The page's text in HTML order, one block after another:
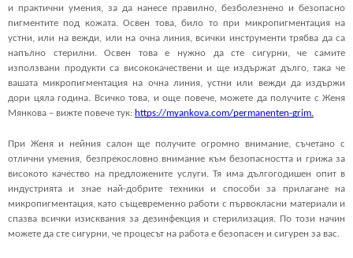
и практични умения, за да нанесе правилно, безболезнено и безопасно
пигментите под кожата. Освен това, било то при микропигментация на
устни, или на вежди, или на очна линия, всички инструменти трябва да са
напълно стерилни. Освен това е нужно да сте сигурни, че самите
използвани продукти са висококачествени и ще издържат дълго, така че
вашата микропигментация на очна линия, устни или вежди да издържи
дори цяла година. Всичко това, и още повече, можете да получите с Женя
Мянкова – вижте повече тук: https://myankova.com/permanenten-grim.
При Женя и нейния салон ще получите огромно внимание, съчетано с
отлични умения, безпрекословно внимание към безопасността и грижа за
високото качество на предложените услуги. Тя има дългогодишен опит в
индустрията и знае най-добрите техники и способи за прилагане на
микропигментация, като същевременно работи с първокласни материали и
спазва всички изисквания за дезинфекция и стерилизация. По този начин
можете да сте сигурни, че процесът на работа е безопасен и сигурен за вас.